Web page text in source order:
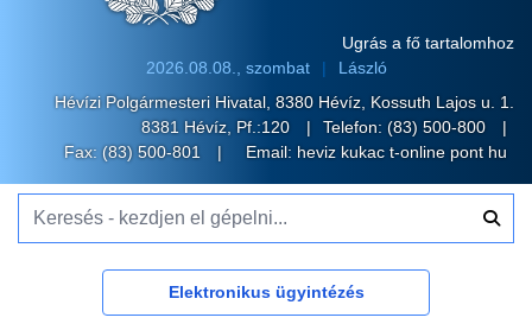
Ugrás a fő tartalomhoz
2026.08.08., szombat
László
Hévízi Polgármesteri Hivatal, 8380 Hévíz, Kossuth Lajos u. 1.
8381 Hévíz, Pf.:120
Telefon: (83) 500-800
Fax: (83) 500-801
Email: heviz kukac t-online pont hu
Elektronikus ügyintézés